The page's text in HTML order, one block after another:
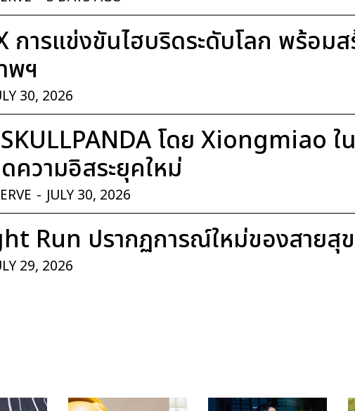
การแข่งขันไฮบริดระดับโลก พร้อ
พฯ
30, 2026
โดย Xiongmiao
ความอิสระยุคใหม่
- JULY 30, 2026
Run ปรากฏการณ์ใหม่ของสายสุ
29, 2026